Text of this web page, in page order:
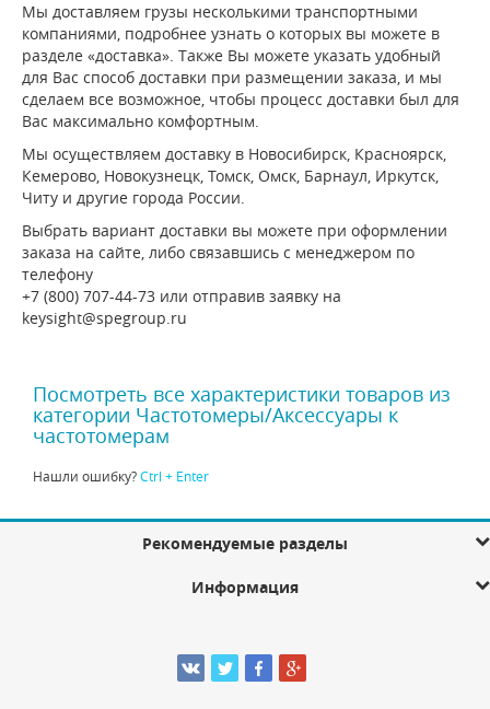
Мы доставляем грузы несколькими транспортными
компаниями, подробнее узнать о которых вы можете в
разделе «доставка». Также Вы можете указать удобный
для Вас способ доставки при размещении заказа, и мы
сделаем все возможное, чтобы процесс доставки был для
Вас максимально комфортным.
Мы осуществляем доставку в Новосибирск, Красноярск,
Кемерово, Новокузнецк, Томск, Омск, Барнаул, Иркутск,
Читу и другие города России.
Выбрать вариант доставки вы можете при оформлении
заказа на сайте, либо связавшись с менеджером по
телефону
+7 (800) 707-44-73 или отправив заявку на
keysight@spegroup.ru
Посмотреть все характеристики товаров из
категории Частотомеры/Аксессуары к
частотомерам
Нашли ошибку?Ctrl + Enter
Рекомендуемые разделы
Информация